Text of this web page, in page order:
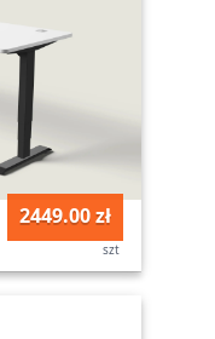
2449.00 zł
szt